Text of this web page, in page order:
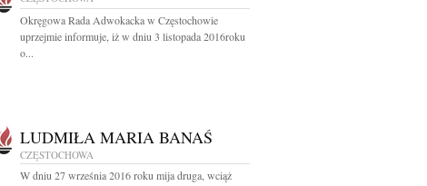
Okręgowa Rada Adwokacka w Częstochowie
uprzejmie informuje, iż w dniu 3 listopada 2016roku
o...
LUDMIŁA MARIA BANAŚ
CZĘSTOCHOWA
W dniu 27 września 2016 roku mija druga, wciąż